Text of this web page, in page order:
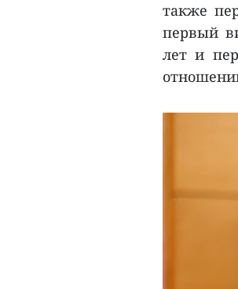
также
первый
лет и